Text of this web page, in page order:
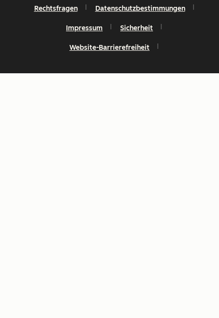
Rechtsfragen Datenschutzbestimmungen
Impressum Sicherheit
Website-Barrierefreiheit